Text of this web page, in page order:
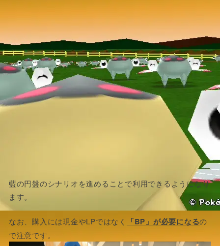
藍の円盤のシナリオを進めることで利用できるようになり
ます。
なお、購入には現金やLPではなく 「BP」が必要になるの
で注意です。